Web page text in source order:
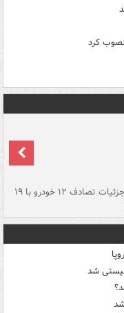
کرد
تشریح جزئیات تصادف ۱۲ خودرو با ۱۹
شد